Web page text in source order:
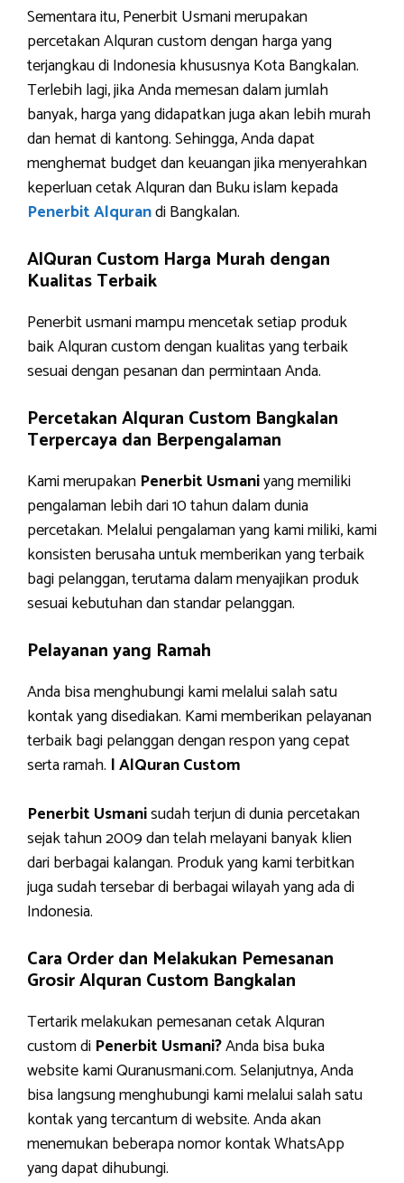
Sementara itu, Penerbit Usmani merupakan
percetakan Alquran custom dengan harga yang
terjangkau di Indonesia khususnya Kota Bangkalan.
Terlebih lagi, jika Anda memesan dalam jumlah
banyak, harga yang didapatkan juga akan lebih murah
dan hemat di kantong. Sehingga, Anda dapat
menghemat budget dan keuangan jika menyerahkan
keperluan cetak Alquran dan Buku islam kepada
Penerbit Alqurandi Bangkalan.
AlQuran Custom Harga Murah dengan
Kualitas Terbaik
Penerbit usmani mampu mencetak setiap produk
baik Alquran custom dengan kualitas yang terbaik
sesuai dengan pesanan dan permintaan Anda.
Percetakan Alquran Custom Bangkalan
Terpercaya dan Berpengalaman
Kami merupakan Penerbit Usmaniyang memiliki
pengalaman lebih dari 10 tahun dalam dunia
percetakan. Melalui pengalaman yang kami miliki, kami
konsisten berusaha untuk memberikan yang terbaik
bagi pelanggan, terutama dalam menyajikan produk
sesuai kebutuhan dan standar pelanggan.
Pelayanan yang Ramah
Anda bisa menghubungi kami melalui salah satu
kontak yang disediakan. Kami memberikan pelayanan
terbaik bagi pelanggan dengan respon yang cepat
serta ramah. | AlQuran Custom
Penerbit Usmanisudah terjun di dunia percetakan
sejak tahun 2009 dan telah melayani banyak klien
dari berbagai kalangan. Produk yang kami terbitkan
juga sudah tersebar di berbagai wilayah yang ada di
Indonesia.
Cara Order dan Melakukan Pemesanan
Grosir Alquran Custom Bangkalan
Tertarik melakukan pemesanan cetak Alquran
custom di Penerbit Usmani?Anda bisa buka
website kami Quranusmani.com. Selanjutnya, Anda
bisa langsung menghubungi kami melalui salah satu
kontak yang tercantum di website. Anda akan
menemukan beberapa nomor kontak WhatsApp
yang dapat dihubungi.